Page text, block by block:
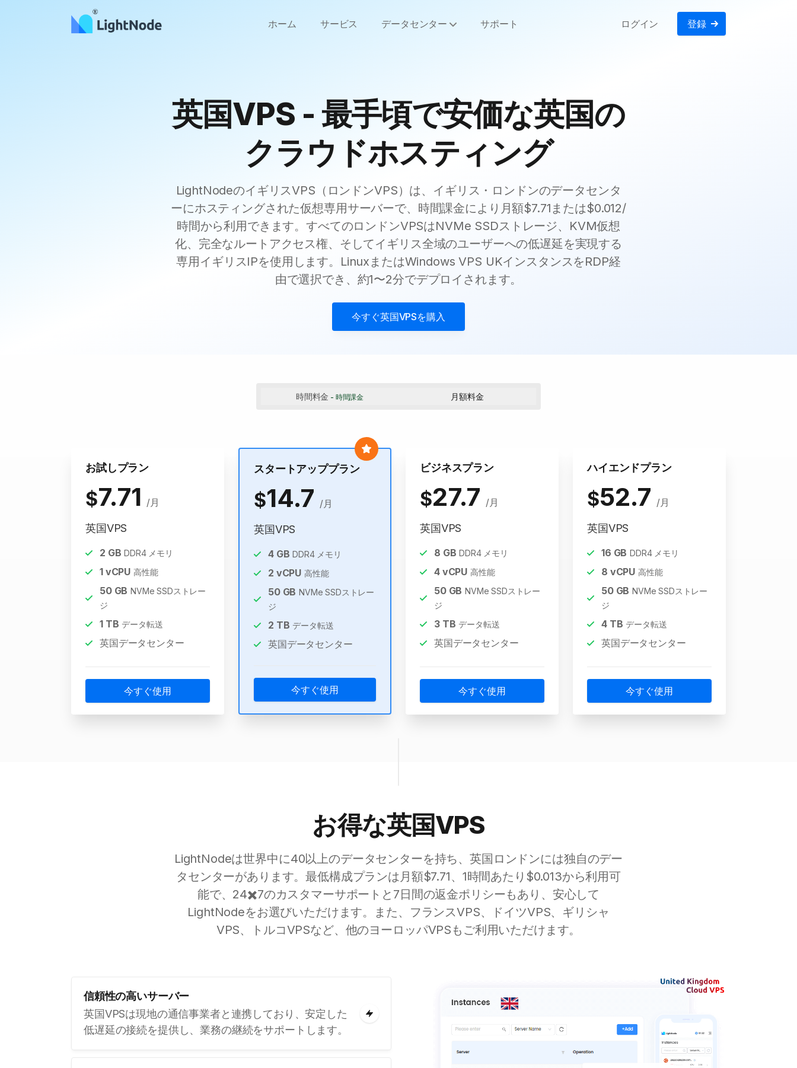
ホーム サービス データセンター サポート ログイン 登録
英国VPS - 最手頃で安価な英国の
クラウドホスティング
LightNodeのイギリスVPS（ロンドンVPS）は、イギリス・ロンドンのデータセンタ
ーにホスティングされた仮想専用サーバーで、時間課金により月額$7.71または$0.012/
時間から利用できます。すべてのロンドンVPSはNVMe SSDストレージ、KVM仮想
化、完全なルートアクセス権、そしてイギリス全域のユーザーへの低遅延を実現する
専用イギリスIPを使用します。LinuxまたはWindows VPS UKインスタンスをRDP経
由で選択でき、約1〜2分でデプロイされます。
今すぐ英国VPSを購入
時間料金 - 時間課金 月額料金
お試しプラン
$7.71 /月
英国VPS
2 GB DDR4 メモリ
1vCPU 高性能
50GB NVMe SSDストレー
ジ
1TB データ転送
英国データセンター
今すぐ使用
スタートアッププラン
$14.7 /月
英国VPS
4GB DDR4 メモリ
2 vCPU 高性能
50GB NVMe SSDストレー
ジ
2 TB データ転送
英国データセンター
今すぐ使用
ビジネスプラン
$27.7 /月
英国VPS
8 GB DDR4 メモリ
4vCPU 高性能
50GB NVMe SSDストレー
ジ
3TB データ転送
英国データセンター
今すぐ使用
ハイエンドプラン
$52.7 /月
英国VPS
16 GB DDR4 メモリ
8 vCPU 高性能
50GB NVMe SSDストレー
ジ
4TB データ転送
英国データセンター
今すぐ使用
お得な英国VPS
LightNodeは世界中に40以上のデータセンターを持ち、英国ロンドンには独自のデー
タセンターがあります。最低構成プランは月額$7.71、1時間あたり$0.013から利用可
能で、24✖️7のカスタマーサポートと7日間の返金ポリシーもあり、安心して
LightNodeをお選びいただけます。また、フランスVPS、ドイツVPS、ギリシャ
VPS、トルコVPSなど、他のヨーロッパVPSもご利用いただけます。
信頼性の高いサーバー
英国VPSは現地の通信事業者と連携しており、安定した
低遅延の接続を提供し、業務の継続をサポートします。